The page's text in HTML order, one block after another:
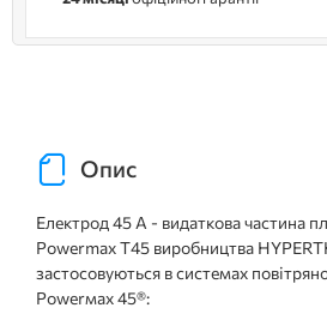
Опис
Електрод 45 A - видаткова частина
Powermax T45 виробництва
застосовуються в системах
Powerмax 45®: